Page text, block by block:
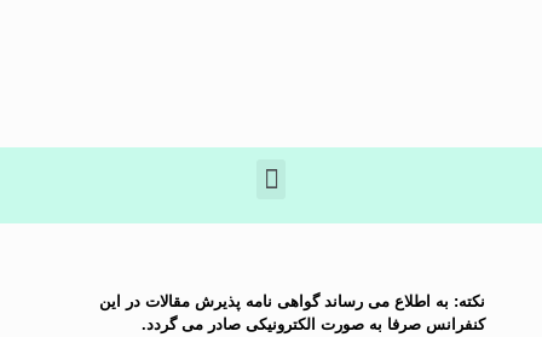
نکته: به اطلاع می رساند گواهی نامه پذیرش مقالات در این
کنفرانس صرفا به صورت الکترونیکی صادر می گردد.